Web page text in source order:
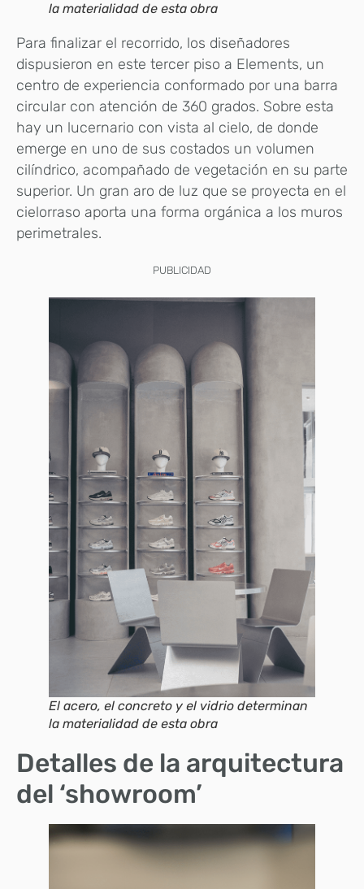
la materialidad de esta obra
Para finalizar el recorrido, los diseñadores
dispusieron en este tercer piso a Elements, un
centro de experiencia conformado por una barra
circular con atención de 360 grados. Sobre esta
hay un lucernario con vista al cielo, de donde
emerge en uno de sus costados un volumen
cilíndrico, acompañado de vegetación en su parte
superior. Un gran aro de luz que se proyecta en el
cielorraso aporta una forma orgánica a los muros
perimetrales.
PUBLICIDAD
El acero, el concreto y el vidrio determinan
la materialidad de esta obra
Detalles de la arquitectura
del ‘showroom’